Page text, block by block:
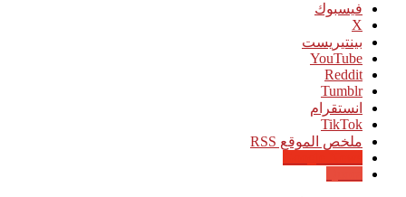
فيسبوك
‫X
بينتيريست
‫YouTube
انستقرام
‫TikTok
ملخص الموقع RSS